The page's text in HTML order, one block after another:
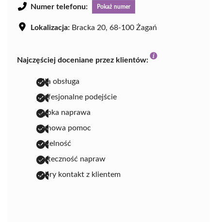
Numer telefonu: Pokaż numer
Lokalizacja: Bracka 20, 68-100 Żagań
Najczęściej doceniane przez klientów:
miła obsługa
profesjonalne podejście
szybka naprawa
fachowa pomoc
rzetelność
skuteczność napraw
dobry kontakt z klientem